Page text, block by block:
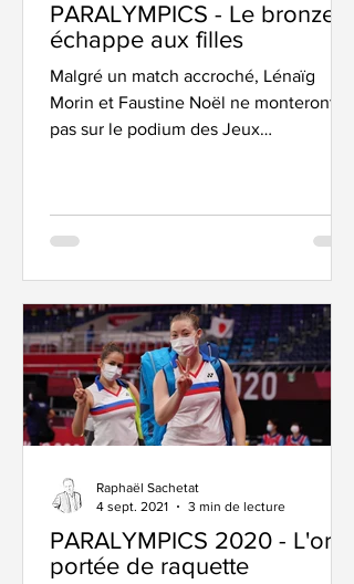
PARALYMPICS - Le bronze
échappe aux filles
Malgré un match accroché, Lénaïg
Morin et Faustine Noël ne monteront
pas sur le podium des Jeux
PARALYMPICS 2020 - L'or à
portée de raquette
Raphaël Sachetat
4 sept. 2021
3 min de lecture